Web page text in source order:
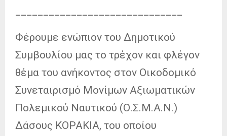
Φέρουμε ενώπιον του Δημοτικού
Συμβουλίου μας το τρέχον και φλέγον
θέμα του ανήκοντος στον Οικοδομικό
Συνεταιρισμό Μονίμων Αξιωματικών
Πολεμικού Ναυτικού (Ο.Σ.Μ.Α.Ν.)
Δάσους ΚΟΡΑΚΙΑ, του οποίου